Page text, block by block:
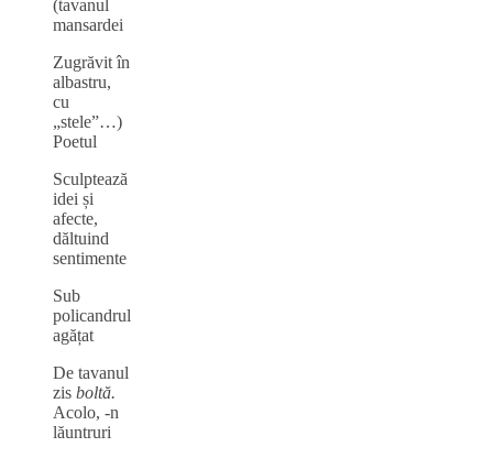
(tavanul
mansardei
Zugrăvit în
albastru,
cu
„stele”…)
Poetul
Sculptează
idei și
afecte,
dăltuind
sentimente
Sub
policandrul
agățat
De tavanul
zis boltă.
Acolo, -n
lăuntruri